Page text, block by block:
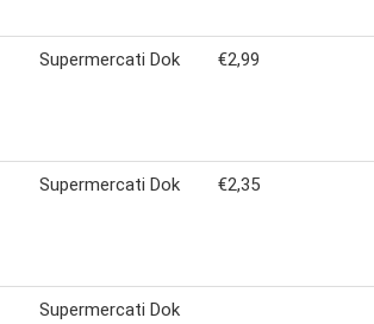
Supermercati Dok €2,99
Supermercati Dok €2,35
Supermercati Dok